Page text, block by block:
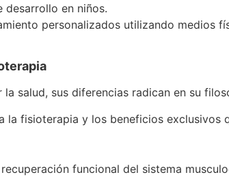
desarrollo en niños.
personalizados utilizando medios
salud, sus diferencias radican en su
la fisioterapia y los beneficios exclusivos
funcional del sistema